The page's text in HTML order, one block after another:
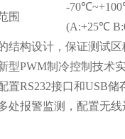
围
-
(A:+25℃
结构设计，保证测试区
型PWM制冷控制技术
置RS232接口和USB储
处报警监测，配置无